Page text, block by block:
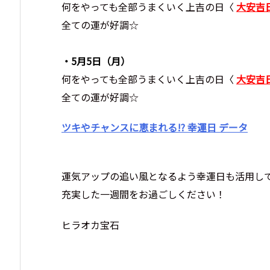
何をやっても全部うまくいく上吉の日〈 大安吉
全ての運が好調☆
・5月5日 （月）
何をやっても全部うまくいく上吉の日〈 大安吉
全ての運が好調☆
ツキやチャンスに恵まれる!? 幸運日 データ
運気アップの追い風となるよう幸運日も活用し
充実した一週間をお過ごしください！
ヒラオカ宝石